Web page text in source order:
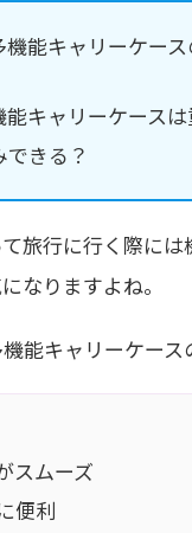
機能キャリーケー
能キャリーケースは
きる？
旅行に行く際に
なりますよね。
能キャリーケース
スムーズ
便利